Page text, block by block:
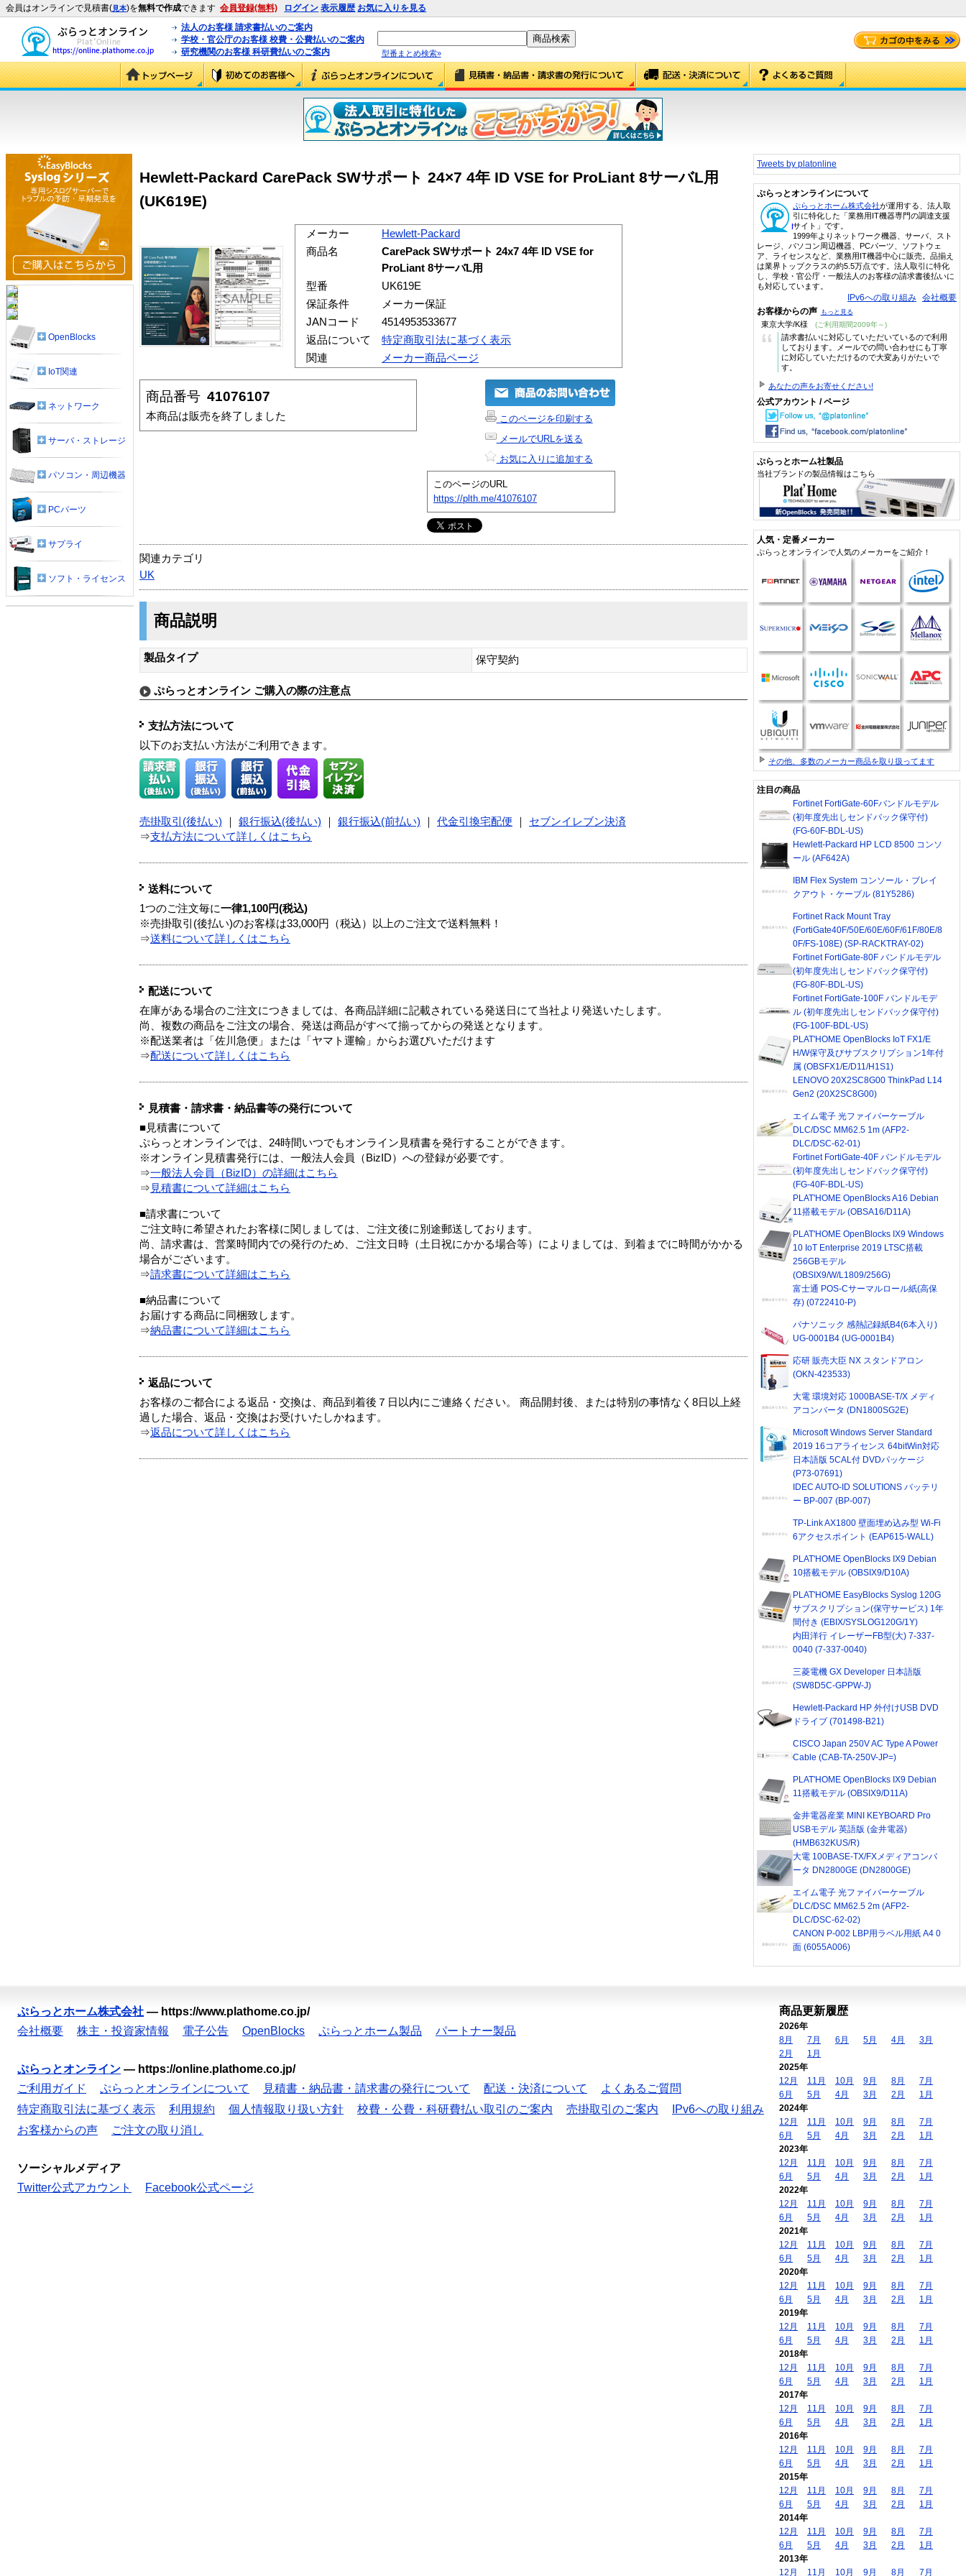
会員はオンラインで見積書(見本)を無料で作成できます 会員登録(無料) ログイン 表示履歴 お気に入りを見る
法人のお客様 請求書払いのご案内
学校・官公庁のお客様 校費・公費払いのご案内
研究機関のお客様 科研費払いのご案内
型番まとめ検索»
Hewlett-Packard CarePack SWサポート 24×7 4年 ID VSE for ProLiant 8サーバL用
(UK619E)
メーカー
Hewlett-Packard
商品名
CarePack SWサポート 24x7 4年 ID VSE for
ProLiant 8サーバL用
型番
UK619E
保証条件
メーカー保証
JANコード
4514953533677
返品について
特定商取引法に基づく表示
関連
メーカー商品ページ
商品番号 41076107
本商品は販売を終了しました
このページを印刷する
メールでURLを送る
お気に入りに追加する
このページのURL
https://plth.me/41076107
関連カテゴリ
UK
商品説明
製品タイプ 保守契約
ぷらっとオンライン ご購入の際の注意点
支払方法について
以下のお支払い方法がご利用できます。
売掛取引(後払い) 銀行振込(後払い) 銀行振込(前払い) 代金引換宅配便
セブンイレブン決済
⇒支払方法について詳しくはこちら
送料について
1つのご注文毎に一律1,100円(税込)
※売掛取引(後払い)のお客様は33,000円（税込）以上のご注文で送料無料！
⇒送料について詳しくはこちら
配送について
在庫がある場合のご注文につきましては、各商品詳細に記載されている発送日にて当社より発送いたします。
尚、複数の商品をご注文の場合、発送は商品がすべて揃ってからの発送となります。
※配送業者は「佐川急便」または「ヤマト運輸」からお選びいただけます
⇒配送について詳しくはこちら
見積書・請求書・納品書等の発行について
■見積書について
ぷらっとオンラインでは、24時間いつでもオンライン見積書を発行することができます。
※オンライン見積書発行には、一般法人会員（BizID）への登録が必要です。
⇒一般法人会員（BizID）の詳細はこちら
⇒ 見積書について詳細はこちら
■請求書について
ご注文時に希望されたお客様に関しましては、ご注文後に別途郵送しております。
尚、請求書は、営業時間内での発行のため、ご注文日時（土日祝にかかる場合等）によりましては、到着までに時間がかかる
場合がございます。
⇒請求書について詳細はこちら
■納品書について
お届けする商品に同梱致します。
⇒納品書について詳細はこちら
返品について
お客様のご都合による返品・交換は、商品到着後７日以内にご連絡ください。 商品開封後、または特別の事情なく8日以上経
過した場合、返品・交換はお受けいたしかねます。
⇒返品について詳しくはこちら
OpenBlocks
IoT関連
ネットワーク
サーバ・ストレージ
パソコン・周辺機器
PCパーツ
サプライ
ソフト・ライセンス
Tweets by platonline
ぷらっとオンラインについて
ぷらっとホーム株式会社が運用する、法人取
引に特化した「業務用IT機器専門の調達支援
サイト」です。
1999年よりネットワーク機器、サーバ、スト
レージ、パソコン周辺機器、PCパーツ、ソフトウェ
ア、ライセンスなど、業務用IT機器中心に販売。品揃え
は業界トップクラスの約5.5万点です。法人取引に特化
し、学校・官公庁・一般法人のお客様の請求書後払いに
も対応しています。
IPv6への取り組み 会社概要
お客様からの声 もっと見る
東京大学/K様 (ご利用期間2009年～)
“
請求書払いに対応していただいているので利用
しております。メールでの問い合わせにも丁寧
に対応していただけるので大変ありがたいで
す。
あなたの声をお寄せください!
公式アカウント / ページ
ぷらっとホーム社製品
当社ブランドの製品情報はこちら
人気・定番メーカー
ぷらっとオンラインで人気のメーカーをご紹介！
その他、多数のメーカー商品を取り扱ってます
注目の商品
Fortinet FortiGate-60Fバンドルモデル
(初年度先出しセンドバック保守付)
(FG-60F-BDL-US)
Hewlett-Packard HP LCD 8500 コンソ
ール (AF642A)
IBM Flex System コンソール・ブレイ
クアウト・ケーブル (81Y5286)
Fortinet Rack Mount Tray
(FortiGate40F/50E/60E/60F/61F/80E/8
0F/FS-108E) (SP-RACKTRAY-02)
Fortinet FortiGate-80F バンドルモデル
(初年度先出しセンドバック保守付)
(FG-80F-BDL-US)
Fortinet FortiGate-100F バンドルモデ
ル (初年度先出しセンドバック保守付)
(FG-100F-BDL-US)
PLAT'HOME OpenBlocks IoT FX1/E
H/W保守及びサブスクリプション1年付
属 (OBSFX1/E/D11/H1S1)
LENOVO 20X2SC8G00 ThinkPad L14
Gen2 (20X2SC8G00)
エイム電子 光ファイバーケーブル
DLC/DSC MM62.5 1m (AFP2-
DLC/DSC-62-01)
Fortinet FortiGate-40F バンドルモデル
(初年度先出しセンドバック保守付)
(FG-40F-BDL-US)
PLAT'HOME OpenBlocks A16 Debian
11搭載モデル (OBSA16/D11A)
PLAT'HOME OpenBlocks IX9 Windows
10 IoT Enterprise 2019 LTSC搭載
256GBモデル
(OBSIX9/W/L1809/256G)
富士通 POS-Cサーマルロール紙(高保
存) (0722410-P)
パナソニック 感熱記録紙B4(6本入り)
UG-0001B4 (UG-0001B4)
応研 販売大臣 NX スタンドアロン
(OKN-423533)
大電 環境対応 1000BASE-T/X メディ
アコンバータ (DN1800SG2E)
Microsoft Windows Server Standard
2019 16コアライセンス 64bitWin対応
日本語版 5CAL付 DVDパッケージ
(P73-07691)
IDEC AUTO-ID SOLUTIONS バッテリ
ー BP-007 (BP-007)
TP-Link AX1800 壁面埋め込み型 Wi-Fi
6アクセスポイント (EAP615-WALL)
PLAT'HOME OpenBlocks IX9 Debian
10搭載モデル (OBSIX9/D10A)
PLAT'HOME EasyBlocks Syslog 120G
サブスクリプション(保守サービス) 1年
間付き (EBIX/SYSLOG120G/1Y)
内田洋行 イレーザーFB型(大) 7-337-
0040 (7-337-0040)
三菱電機 GX Developer 日本語版
(SW8D5C-GPPW-J)
Hewlett-Packard HP 外付けUSB DVD
ドライブ (701498-B21)
CISCO Japan 250V AC Type A Power
Cable (CAB-TA-250V-JP=)
PLAT'HOME OpenBlocks IX9 Debian
11搭載モデル (OBSIX9/D11A)
金井電器産業 MINI KEYBOARD Pro
USBモデル 英語版 (金井電器)
(HMB632KUS/R)
大電 100BASE-TX/FXメディアコンバ
ータ DN2800GE (DN2800GE)
エイム電子 光ファイバーケーブル
DLC/DSC MM62.5 2m (AFP2-
DLC/DSC-62-02)
CANON P-002 LBP用ラベル用紙 A4 0
面 (6055A006)
ぷらっとホーム株式会社 — https://www.plathome.co.jp/
会社概要
株主・投資家情報 電子公告 OpenBlocks ぷらっとホーム製品 パートナー製品
ぷらっとオンライン — https://online.plathome.co.jp/
ご利用ガイド
ぷらっとオンラインについて 見積書・納品書・請求書の発行について 配送・決済について
よくあるご質問
特定商取引法に基づく表示
利用規約 個人情報取り扱い方針 校費・公費・科研費払い取引のご案内 売掛取引のご案内
IPv6への取り組み
お客様からの声
ご注文の取り消し
ソーシャルメディア
Twitter公式アカウント
Facebook公式ページ
商品更新履歴
2026年
8月
7月 6月 5月 4月
3月
2月
1月
2025年
12月
11月 10月 9月 8月
7月
6月
5月 4月 3月 2月
1月
2024年
12月
11月 10月 9月 8月
7月
6月
5月 4月 3月 2月
1月
2023年
12月
11月 10月 9月 8月
7月
6月
5月 4月 3月 2月
1月
2022年
12月
11月 10月 9月 8月
7月
6月
5月 4月 3月 2月
1月
2021年
12月
11月 10月 9月 8月
7月
6月
5月 4月 3月 2月
1月
2020年
12月
11月 10月 9月 8月
7月
6月
5月 4月 3月 2月
1月
2019年
12月
11月 10月 9月 8月
7月
6月
5月 4月 3月 2月
1月
2018年
12月
11月 10月 9月 8月
7月
6月
5月 4月 3月 2月
1月
2017年
12月
11月 10月 9月 8月
7月
6月
5月 4月 3月 2月
1月
2016年
12月
11月 10月 9月 8月
7月
6月
5月 4月 3月 2月
1月
2015年
12月
11月 10月 9月 8月
7月
6月
5月 4月 3月 2月
1月
2014年
12月
11月 10月 9月 8月
7月
6月
5月 4月 3月 2月
1月
2013年
12月
11月 10月 9月 8月 7月